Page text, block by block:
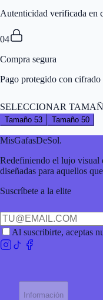
Autenticidad verificada en
04
Compra segura
Pago protegido con cifrado
SELECCIONAR
Tamaño 53 Tamaño 50
MisGafasDeSol.
Redefiniendo el lujo visual
diseñadas para aquellos
Suscríbete a la elite
Al suscribirte, aceptas
Información